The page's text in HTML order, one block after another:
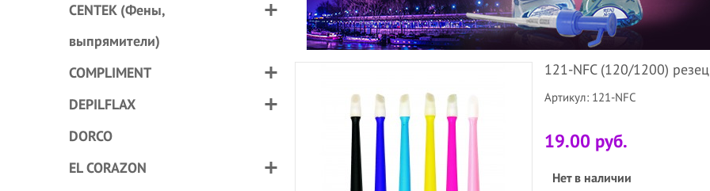
CENTEK (Фены,
выпрямители)
COMPLIMENT
DEPILFLAX
DORCO
EL CORAZON
121-NFC (120/1200)
Артикул: 121-NFC
19.00 руб.
Нет в наличии